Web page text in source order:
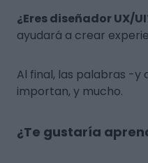
¿Eres diseñador UX/
ayudará a crear
Al final, las palabras -y
importan, y mucho.
¿Te gustaría